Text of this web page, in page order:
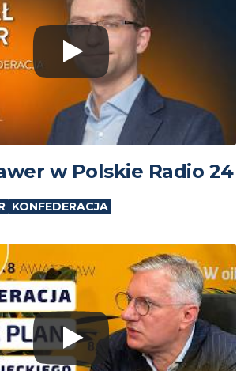
w Polskie Radio 24
KONFEDERACJA